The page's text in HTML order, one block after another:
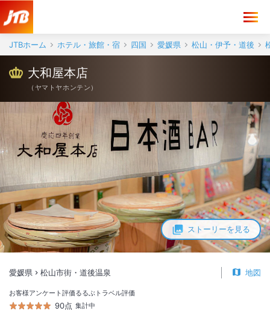
JTBホーム ホテル・旅館・宿 四国 愛媛県 松山・伊予・道後
ストーリーを見る
大和屋本店
（ ヤマトヤホンテン ）
愛媛県 松山市街・道後温泉 地図
お客様アンケート評価
90点
るるぶトラベル評価
集計中